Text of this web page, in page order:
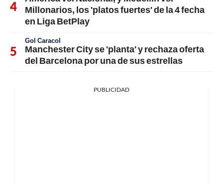
Millonarios, los 'platos fuertes' de la 4 fecha
en Liga BetPlay
Gol Caracol
Manchester City se 'planta' y rechaza oferta
del Barcelona por una de sus estrellas
PUBLICIDAD